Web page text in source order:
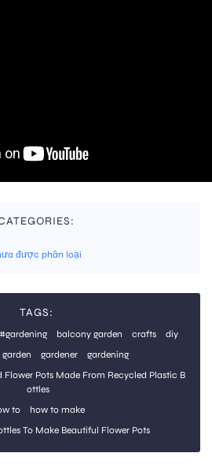
được phân loại
TAGS:
#gardening balcony garden crafts
diy
garden gardener
gardening
Pots Made From Recycled Plastic B
ottles
to
how to make
To Make Beautiful Flower Pots